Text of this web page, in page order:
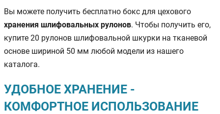
Вы можете получить бесплатно бокс для цехового
хранения шлифовальных рулонов. Чтобы получить его,
купите 20 рулонов шлифовальной шкурки на тканевой
основе шириной 50 мм любой модели из нашего
каталога.
УДОБНОЕ ХРАНЕНИЕ -
КОМФОРТНОЕ ИСПОЛЬЗОВАНИЕ